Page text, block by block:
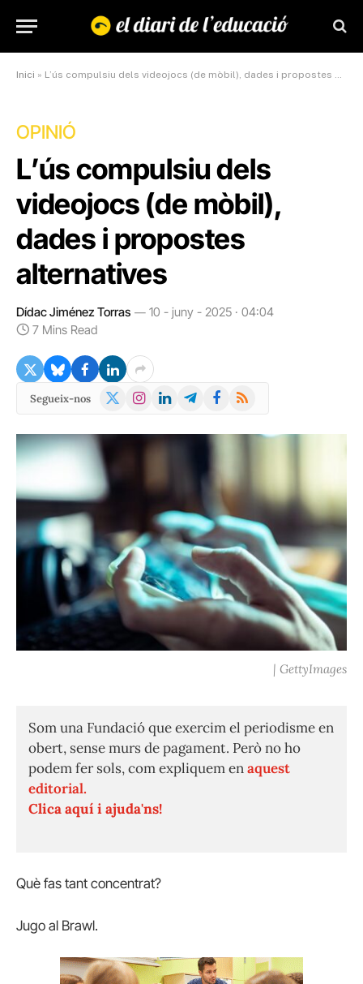
Inici » L’ús compulsiu dels videojocs (de mòbil), dades i propostes alternatives
OPINIÓ
L’ús compulsiu dels
videojocs (de mòbil),
dades i propostes
alternatives
Dídac Jiménez Torras
10 - juny - 2025 · 04:04
7 Mins Read
Segueix-nos
X
Instagram
LinkedInTelegramFacebook
RSS
| GettyImages
Som una Fundació que exercim el periodisme en
obert, sense murs de pagament. Però no ho
podem fer sols, com expliquem enaquest
editorial.
Clica aquí i ajuda'ns!
Què fas tant concentrat?
Jugo al Brawl.